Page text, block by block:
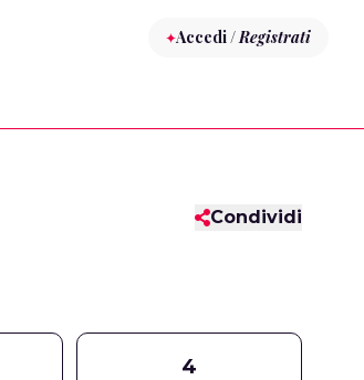
Accedi /Registrati
Condividi
4